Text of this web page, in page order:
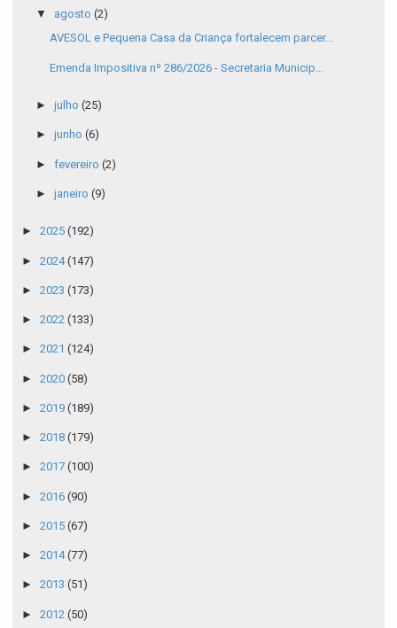
▼ agosto (2)
AVESOL e Pequena Casa da Criança fortalecem parcer...
Emenda Impositiva nº 286/2026 - Secretaria Municip...
► julho (25)
► junho (6)
► fevereiro (2)
► janeiro (9)
► 2025 (192)
► 2024(147)
► 2023 (173)
► 2022 (133)
► 2021 (124)
► 2020 (58)
► 2019 (189)
► 2018 (179)
► 2017 (100)
► 2016 (90)
► 2015 (67)
► 2014(77)
► 2013 (51)
► 2012 (50)